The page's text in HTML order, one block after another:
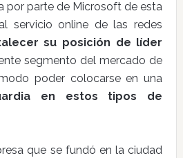
por parte de Microsoft de esta
servicio online de las redes
su posición de líder
segmento del mercado de
poder colocarse en una
en estos tipos de
que se fundó en la ciudad